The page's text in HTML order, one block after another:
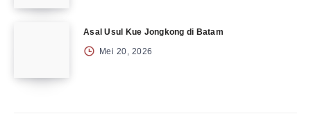
Asal Usul Kue Jongkong di Batam
Mei 20, 2026